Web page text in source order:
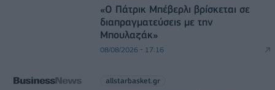
«Ο Πάτρικ Μπέβερλι βρίσκεται σε
διαπραγματεύσεις με την
Μπουλαζάκ»
08/08/2026 - 17:16
allstarbasket.gr